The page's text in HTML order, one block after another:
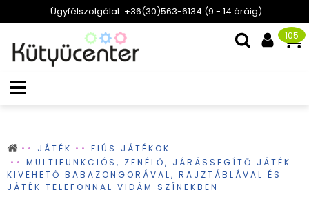
Ügyfélszolgálat: +36(30)563-6134 (9 - 14 óráig)
105
JÁTÉK
FIÚS JÁTÉKOK
MULTIFUNKCIÓS, ZENÉLŐ, JÁRÁSSEGÍTŐ JÁTÉK
KIVEHETŐ BABAZONGORÁVAL, RAJZTÁBLÁVAL ÉS
JÁTÉK TELEFONNAL VIDÁM SZÍNEKBEN